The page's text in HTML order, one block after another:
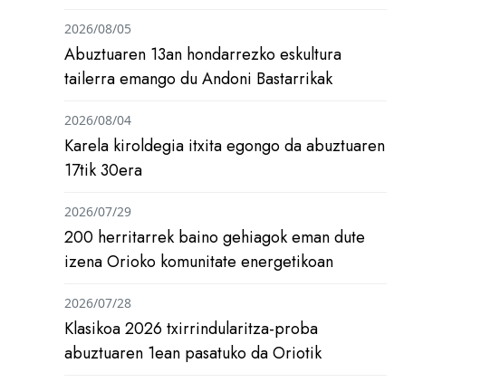
Abuztuaren 13an hondarrezko eskultura
tailerra emango du Andoni Bastarrikak
2026/08/05
Karela kiroldegia itxita egongo da abuztuaren
17tik 30era
2026/08/04
200 herritarrek baino gehiagok eman dute
izena Orioko komunitate energetikoan
2026/07/29
Klasikoa 2026 txirrindularitza-proba
abuztuaren 1ean pasatuko da Oriotik
2026/07/28